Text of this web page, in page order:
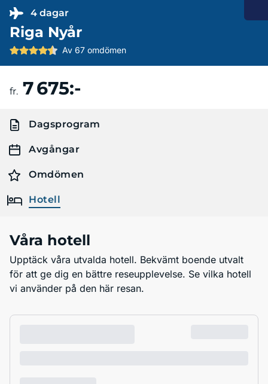
4 dagar
Riga Nyår
Av 67 omdömen
fr. 7 675:-
Dagsprogram
Avgångar
Omdömen
Hotell
Våra hotell
Upptäck våra utvalda hotell. Bekvämt boende utvalt
för att ge dig en bättre reseupplevelse. Se vilka hotell
vi använder på den här resan.